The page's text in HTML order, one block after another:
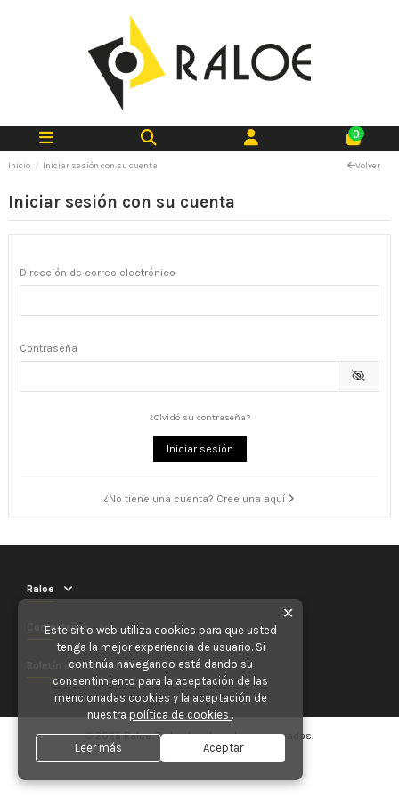
0
Inicio Iniciar sesión con su cuenta Volver
Iniciar sesión con su cuenta
Dirección de correo electrónico
Contraseña
¿Olvidó su contraseña?
Iniciar sesión
¿No tiene una cuenta? Cree una aquí
Raloe
Contáctenos
Boletín de noticias
© 2025 Raloe. Todos los derechos reservados.
✕
Este sitio web utiliza cookies para que usted
tenga la mejor experiencia de usuario. Si
continúa navegando está dando su
consentimiento para la aceptación de las
mencionadas cookies y la aceptación de
nuestra política de cookies .
Leer más Aceptar